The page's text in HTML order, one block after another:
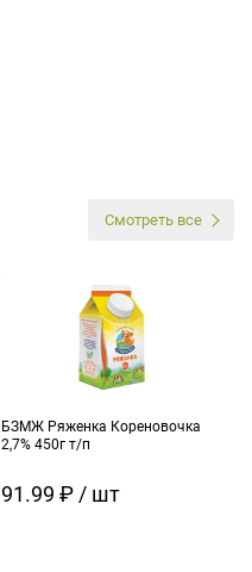
Смотреть все
БЗМЖ Ряженка Кореновочка
2,7% 450г т/п
91.99 ₽ / шт